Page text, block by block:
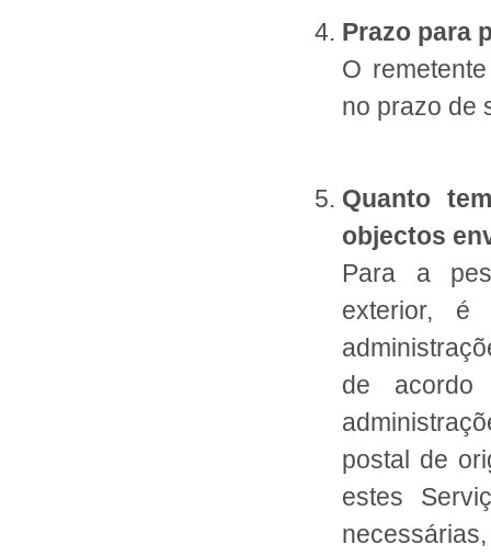
Prazo para
O
no prazo de
Quanto
objectos
Para a
exterior, é
de acordo
postal de
estes